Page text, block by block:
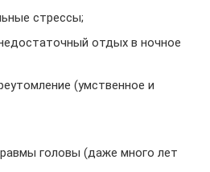
стрессы;
отдых в ночное
(умственное и
головы (даже много лет